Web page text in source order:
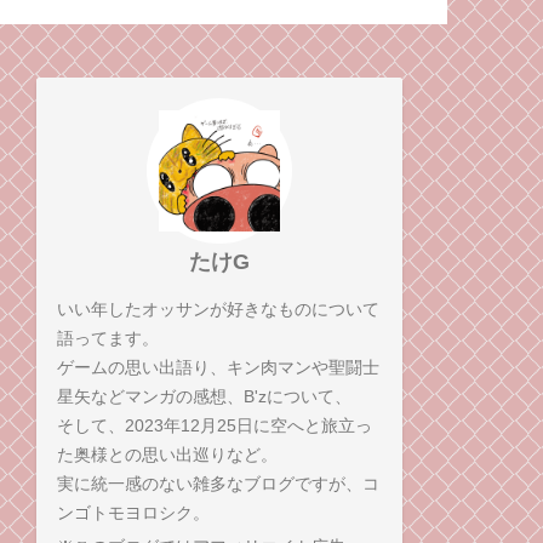
たけG
いい年したオッサンが好きなものについて
語ってます。
ゲームの思い出語り、キン肉マンや聖闘士
星矢などマンガの感想、B'zについて、
そして、2023年12月25日に空へと旅立っ
た奥様との思い出巡りなど。
実に統一感のない雑多なブログですが、コ
ンゴトモヨロシク。